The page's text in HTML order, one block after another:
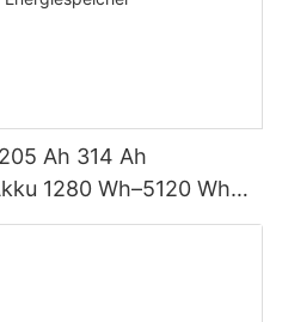
Ah 314 Ah
1280 Wh–5120 Wh